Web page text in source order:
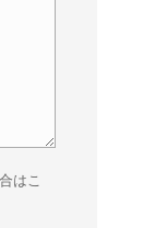
はこ